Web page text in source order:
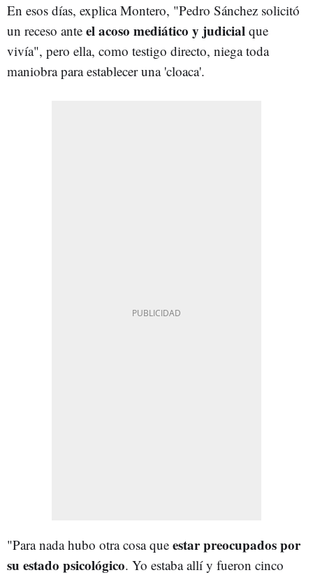
En esos días, explica Montero, "Pedro Sánchez solicitó
un receso ante el acoso mediático y judicial que
vivía", pero ella, como testigo directo, niega toda
maniobra para establecer una 'cloaca'.
"Para nada hubo otra cosa que estar preocupados por
su estado psicológico. Yo estaba allí y fueron cinco